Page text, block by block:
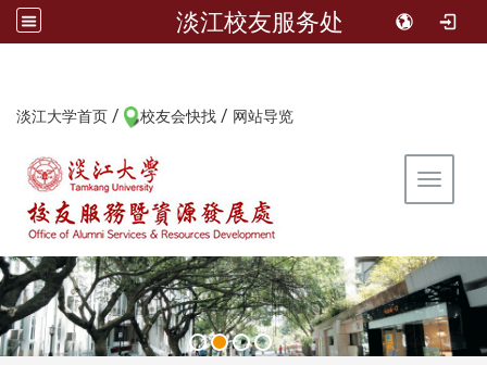
淡江校友服务处
淡江大学首页 / 校友会快找 / 网站导览
Toggle